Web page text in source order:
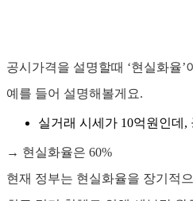
공시가격을 설명할때 ‘현실화율
예를 들어 설명해볼게요.
실거래 시세가 10억원인데,
→ 현실화율은 60%
현재 정부는 현실화율을 장기적